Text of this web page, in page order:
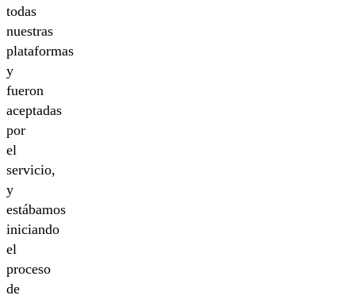
todas
nuestras
plataformas
y
fueron
aceptadas
por
el
servicio,
y
estábamos
iniciando
el
proceso
de